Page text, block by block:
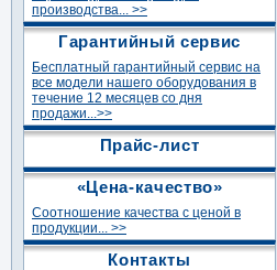
производства... >>
Гарантийный сервис
Бесплатный гарантийный сервис на
все модели нашего оборудования в
течение 12 месяцев со дня
продажи...>>
Прайс-лист
«Цена-качество»
Соотношение качества с ценой в
продукции... >>
Контакты